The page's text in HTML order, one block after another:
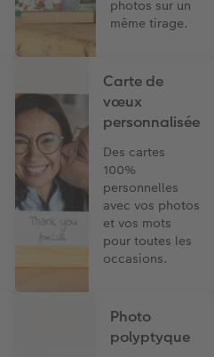
photos sur un
même tirage.
Carte de
vœux
personnalisée
Des cartes
100%
personnelles
avec vos photos
et vos mots
pour toutes les
occasions.
Photo
polyptyque